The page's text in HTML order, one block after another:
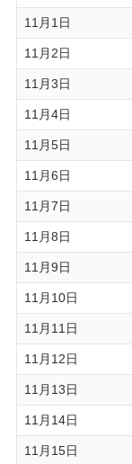
11月1日
11月2日
11月3日
11月4日
11月5日
11月6日
11月7日
11月8日
11月9日
11月10日
11月11日
11月12日
11月13日
11月14日
11月15日